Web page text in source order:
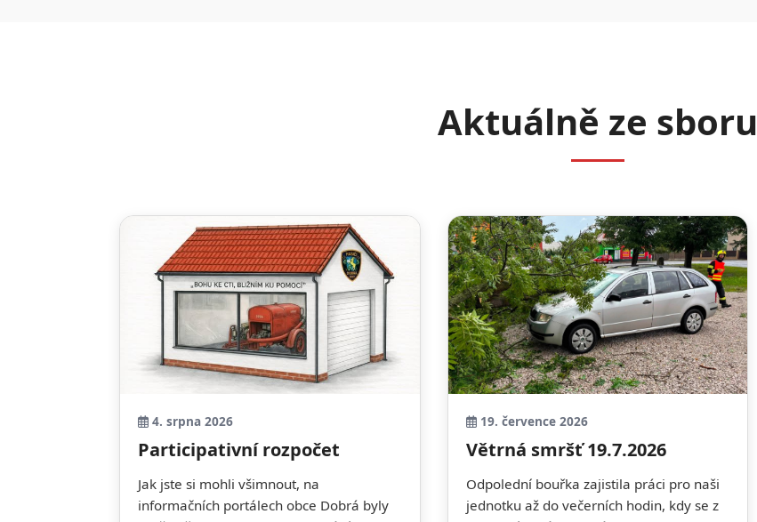
Aktuálně ze sboru
4. srpna 2026
Participativní rozpočet
Jak jste si mohli všimnout, na
informačních portálech obce Dobrá byly
19. července 2026
Větrná smršť 19.7.2026
Odpolední bouřka zajistila práci pro naši
jednotku až do večerních hodin, kdy se z